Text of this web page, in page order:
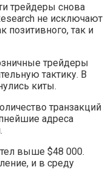
трейдеры снова
не исключают
позитивного, так и
трейдеры
тактику. В
киты.
транзакций
адреса
выше $48 000.
и в среду